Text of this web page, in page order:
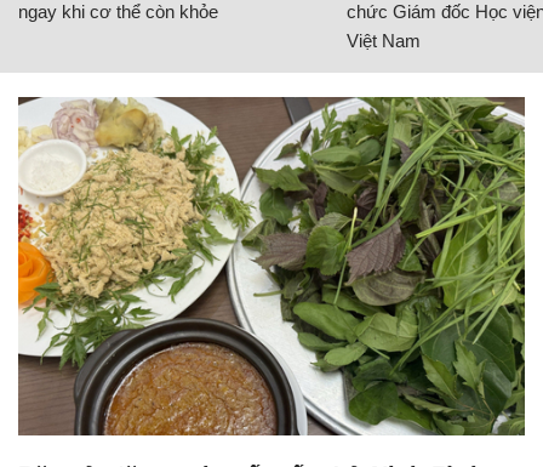
ngay khi cơ thể còn khỏe
chức Giám đốc Học
Việt Nam